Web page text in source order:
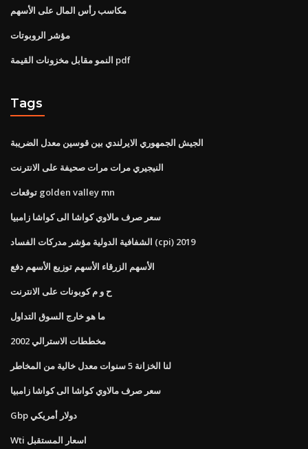
مكاسب رأس المال على الأسهم
مؤشر الروبوتات
النمو مقابل مخزونات القيمة pdf
Tags
الجيش الجمهوري الايرلندي بين قوسين معدل الضريبة
النيجيري مرات مرات صحيفة على الانترنت
توقعات golden valley mn
سعر صرف مالاوي كواشا الى كواشا زامبيا
الشفافية الدولية مؤشر مدركات الفساد (cpi) 2019
الأسهم الزرقاء الأسهم توزيع الأسهم دفع
ح و م كوبونات على الانترنت
ما هو خارج السوق التداول
مخططات الاسترالي 2002
لنا الخزانة 5 سنوات معدل خالية من المخاطر
سعر صرف مالاوي كواشا الى كواشا زامبيا
Gbp دولار أمريكي
Wti اسعار المستقبل